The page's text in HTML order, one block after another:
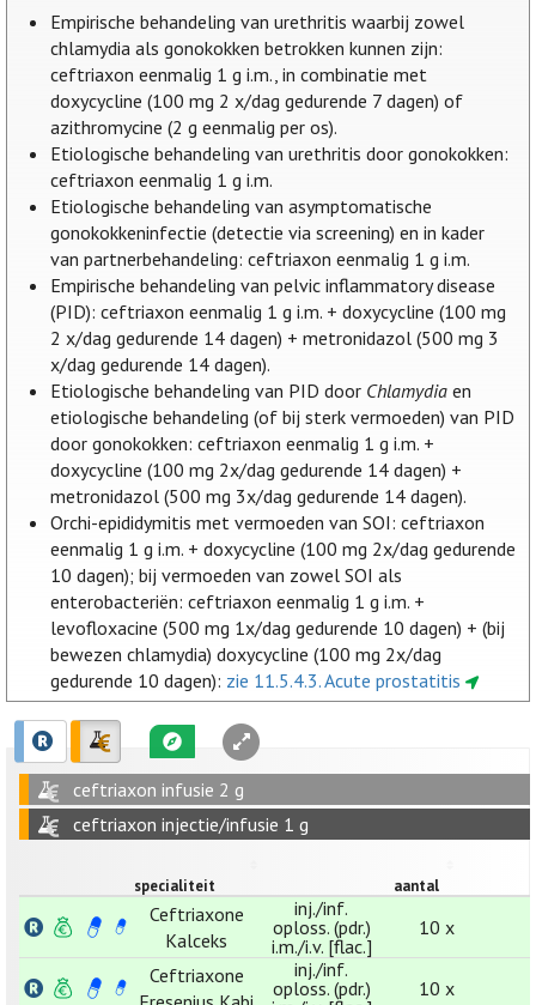
Empirische behandeling van urethritis waarbij zowel
chlamydia als gonokokken betrokken kunnen zijn:
ceftriaxon eenmalig 1 g i.m., in combinatie met
doxycycline (100 mg 2 x/dag gedurende 7 dagen) of
azithromycine (2 g eenmalig per os).
Etiologische behandeling van urethritis door gonokokken:
ceftriaxon eenmalig 1 g i.m.
Etiologische behandeling van asymptomatische
gonokokkeninfectie (detectie via screening) en in kader
van partnerbehandeling: ceftriaxon eenmalig 1 g i.m.
Empirische behandeling van pelvic inflammatory disease
(PID): ceftriaxon eenmalig 1 g i.m. + doxycycline (100 mg
2 x/dag gedurende 14 dagen) + metronidazol (500 mg 3
x/dag gedurende 14 dagen).
Etiologische behandeling van PID door Chlamydia en
etiologische behandeling (of bij sterk vermoeden) van PID
door gonokokken: ceftriaxon eenmalig 1 g i.m. +
doxycycline (100 mg 2x/dag gedurende 14 dagen) +
metronidazol (500 mg 3x/dag gedurende 14 dagen).
Orchi-epididymitis met vermoeden van SOI: ceftriaxon
eenmalig 1 g i.m. + doxycycline (100 mg 2x/dag gedurende
10 dagen); bij vermoeden van zowel SOI als
enterobacteriën: ceftriaxon eenmalig 1 g i.m. +
levofloxacine (500 mg 1x/dag gedurende 10 dagen) + (bij
bewezen chlamydia) doxycycline (100 mg 2x/dag
gedurende 10 dagen): zie 11.5.4.3. Acute prostatitis
ceftriaxon infusie 2 g
ceftriaxon injectie/infusie 1 g
specialiteit aantal
Ceftriaxone
Kalceks
inj./inf.
oploss. (pdr.)
i.m./i.v. [flac.]
10 x
Ceftriaxone
inj./inf.
oploss. (pdr.)
10 x